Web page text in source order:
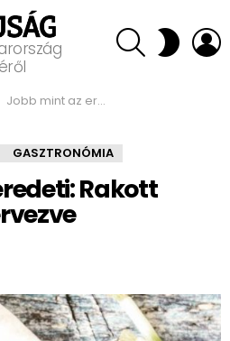
SEARCH SWITCH
SKIN
Jobb mint az eredeti: Rakott krumpli újratervezve
GASZTRONÓMIA
Rakott